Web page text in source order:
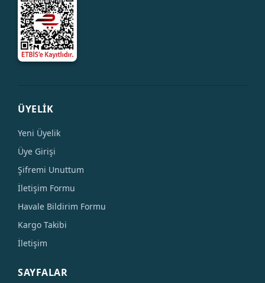
ÜYELİK
Yeni Üyelik
Üye Girişi
Şifremi Unuttum
İletişim Formu
Havale Bildirim Formu
Kargo Takibi
İletişim
SAYFALAR